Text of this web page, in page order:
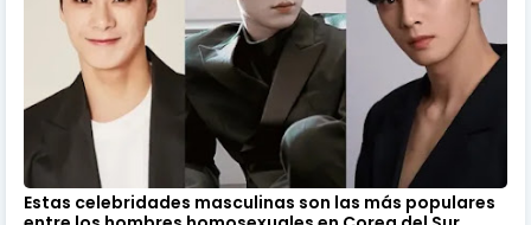
Estas celebridades masculinas son las más populares